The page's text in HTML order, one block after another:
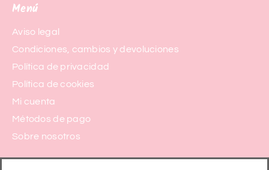
Menú
Aviso legal
Condiciones, cambios y devoluciones
Política de privacidad
Política de cookies
Mi cuenta
Métodos de pago
Sobre nosotros